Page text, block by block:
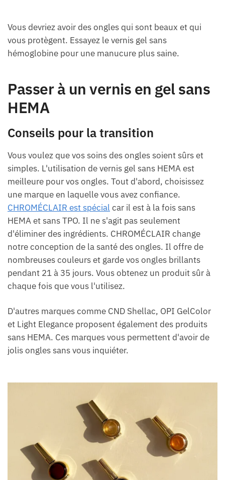
Vous devriez avoir des ongles qui sont beaux et qui
vous protègent. Essayez le vernis gel sans
hémoglobine pour une manucure plus saine.
Passer à un vernis en gel sans
HEMA
Conseils pour la transition
Vous voulez que vos soins des ongles soient sûrs et
simples. L'utilisation de vernis gel sans HEMA est
meilleure pour vos ongles. Tout d'abord, choisissez
une marque en laquelle vous avez confiance.
CHROMÉCLAIR est spécial car il est à la fois sans
HEMA et sans TPO. Il ne s'agit pas seulement
d'éliminer des ingrédients. CHROMÉCLAIR change
notre conception de la santé des ongles. Il offre de
nombreuses couleurs et garde vos ongles brillants
pendant 21 à 35 jours. Vous obtenez un produit sûr à
chaque fois que vous l'utilisez.
D'autres marques comme CND Shellac, OPI GelColor
et Light Elegance proposent également des produits
sans HEMA. Ces marques vous permettent d'avoir de
jolis ongles sans vous inquiéter.